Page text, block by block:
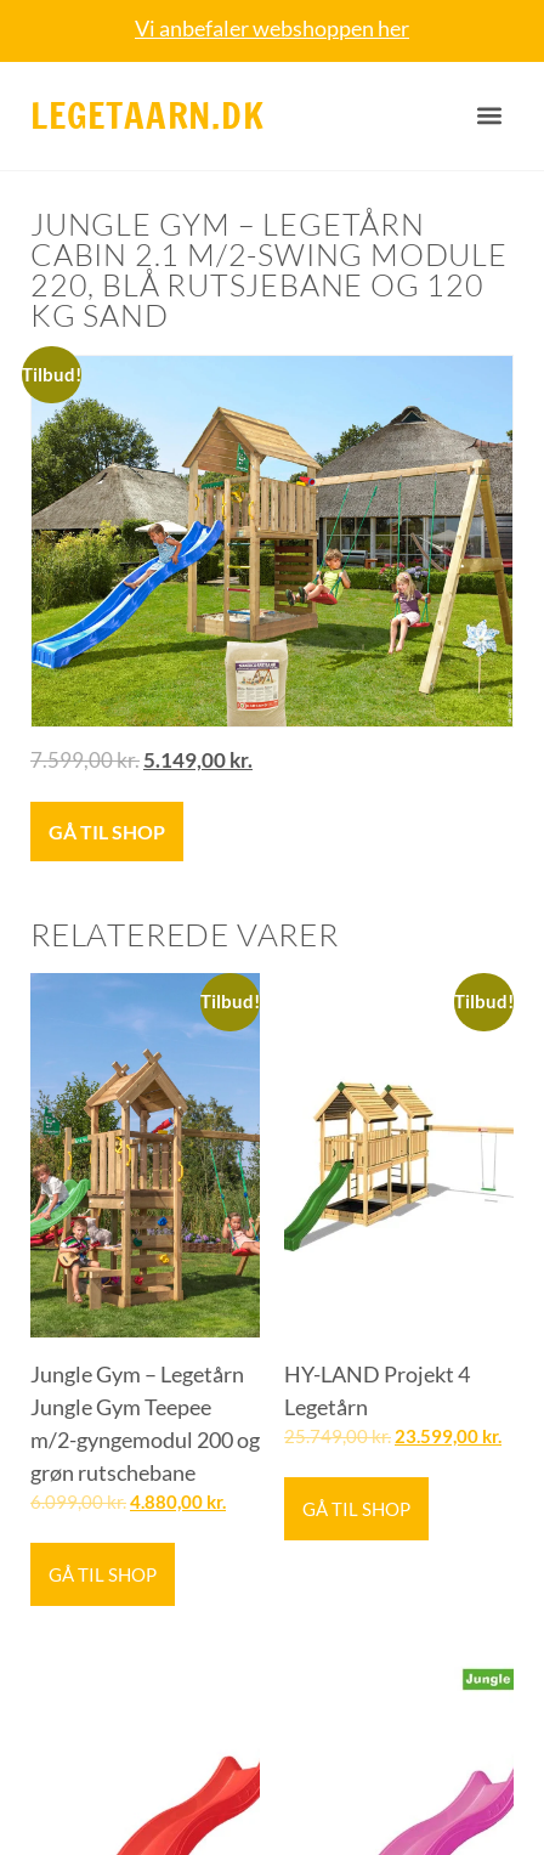
Vi anbefaler webshoppen her
LEGETAARN.DK
JUNGLE GYM – LEGETÅRN
CABIN 2.1 M/2-SWING MODULE
220, BLÅ RUTSJEBANE OG 120
KG SAND
Tilbud!
7.599,00kr.5.149,00kr.
GÅ TIL SHOP
RELATEREDE VARER
Tilbud!
Jungle Gym – Legetårn
Jungle Gym Teepee
m/2-gyngemodul 200 og
grøn rutschebane
6.099,00kr.4.880,00 kr.
GÅ TIL SHOP
Tilbud!
HY-LAND Projekt 4
Legetårn
25.749,00kr. 23.599,00 kr.
GÅ TIL SHOP